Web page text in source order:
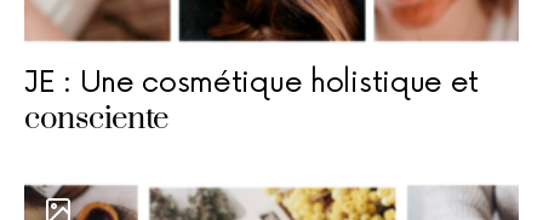
JE : Une cosmétique holistique et
consciente